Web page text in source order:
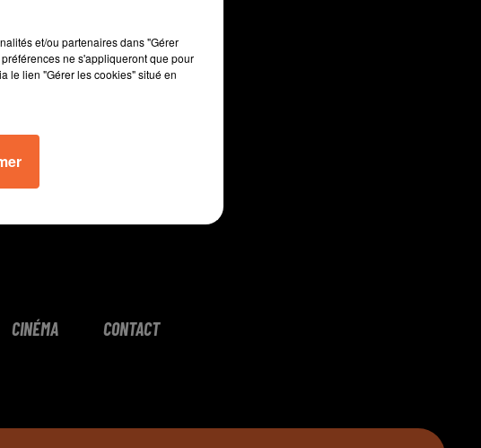
CINÉMA CONTACT
et/ou partenaires dans "Gérer
ne s'appliqueront que pour
le lien "Gérer les cookies" situé en